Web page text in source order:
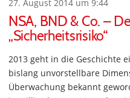
27. August 2014 um 9:44
NSA, BND & Co. –
„Sicherheitsrisiko“
2013 geht in die Geschichte
bislang unvorstellbare
Überwachung bekannt